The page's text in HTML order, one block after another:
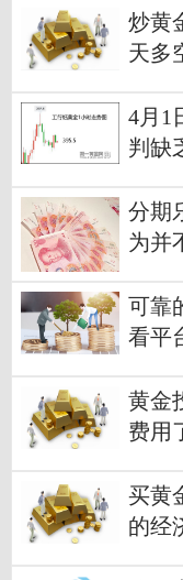
炒黄
天多
4月1
判缺
分期
为并
可靠
看平
黄金
费用
买黄
的经